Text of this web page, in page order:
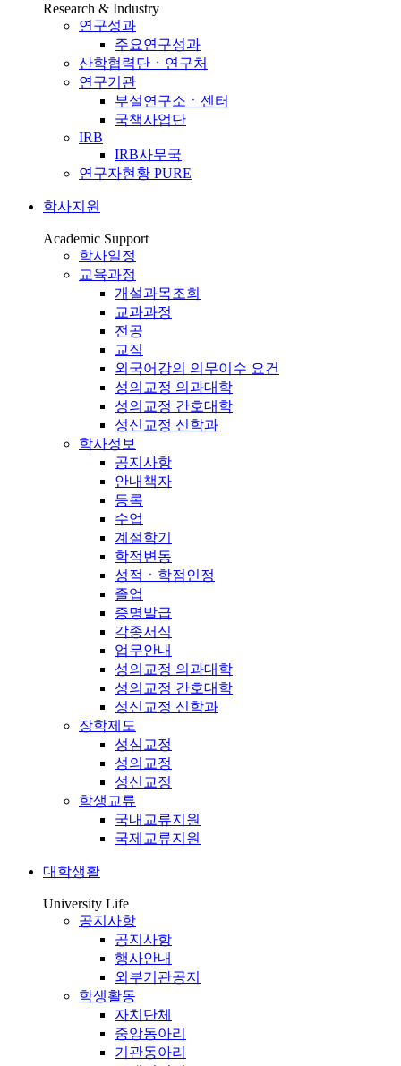
Research & Industry
연구성과
주요연구성과
산학협력단ㆍ연구처
연구기관
부설연구소ㆍ센터
국책사업단
IRB
IRB사무국
연구자현황 PURE
학사지원
Academic Support
학사일정
교육과정
개설과목조회
교과과정
전공
교직
외국어강의 의무이수 요건
성의교정 의과대학
성의교정 간호대학
성신교정 신학과
학사정보
공지사항
안내책자
등록
수업
계절학기
학적변동
성적ㆍ학점인정
졸업
증명발급
각종서식
업무안내
성의교정 의과대학
성의교정 간호대학
성신교정 신학과
장학제도
성심교정
성의교정
성신교정
학생교류
국내교류지원
국제교류지원
대학생활
University Life
공지사항
공지사항
행사안내
외부기관공지
학생활동
자치단체
중앙동아리
기관동아리